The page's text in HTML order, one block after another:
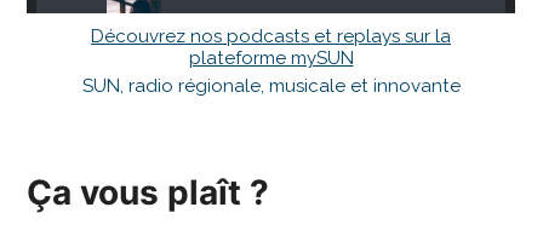
Ça vous plaît ?